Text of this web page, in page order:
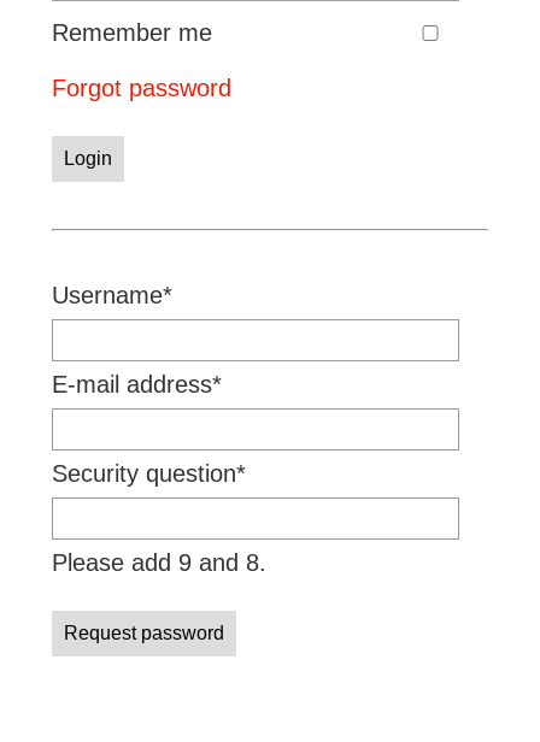
Remember me
Forgot password
Login
Mandatory
field
Username*
Mandatory
field
E-mail address*
Mandatory
field
Security question*
Please add 9 and 8.
Request password